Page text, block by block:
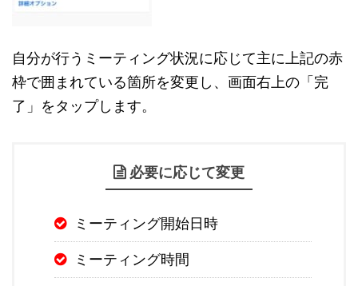
自分が行うミーティング状況に応じて主に上記の赤
枠で囲まれている箇所を変更し、画面右上の「完
了」をタップします。
必要に応じて変更
ミーティング開始日時
ミーティング時間